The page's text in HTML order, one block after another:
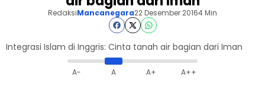
RedaksiMancanegara22 Desember 20164 Min
Integrasi Islam di Inggris: Cinta tanah air bagian dari Iman
A- A A+ A++